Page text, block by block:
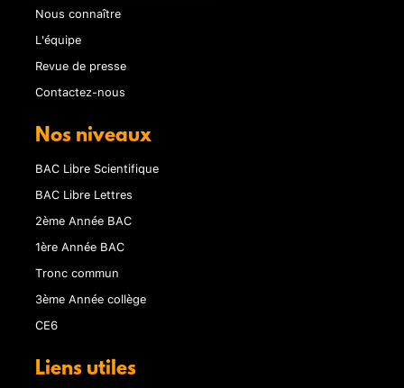
Nous connaître
L'équipe
Revue de presse
Contactez-nous
Nos niveaux
BAC Libre Scientifique
BAC Libre Lettres
2ème Année BAC
1ère Année BAC
Tronc commun
3ème Année collège
CE6
Liens utiles